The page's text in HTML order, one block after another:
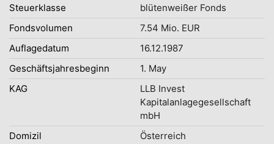
Steuerklasse
blütenweißer Fonds
Fondsvolumen
7.54 Mio. EUR
Auflagedatum
16.12.1987
Geschäftsjahresbeginn
1. May
KAG
LLB Invest
Kapitalanlagegesellschaft
mbH
Domizil
Österreich